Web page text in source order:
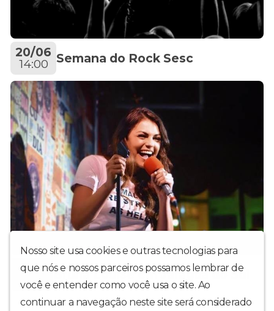
20/06
14:00 Semana do Rock Sesc
16/05
19:00 Bruna Louise em Jaraguá do Sul
Nosso site usa cookies e outras tecnologias para
que nós e nossos parceiros possamos lembrar de
você e entender como você usa o site. Ao
continuar a navegação neste site será considerado